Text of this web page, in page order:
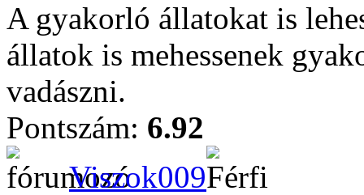
A gyakorló állatokat is
állatok is mehessenek
vadászni.
Pontszám: 6.92
Viszok009